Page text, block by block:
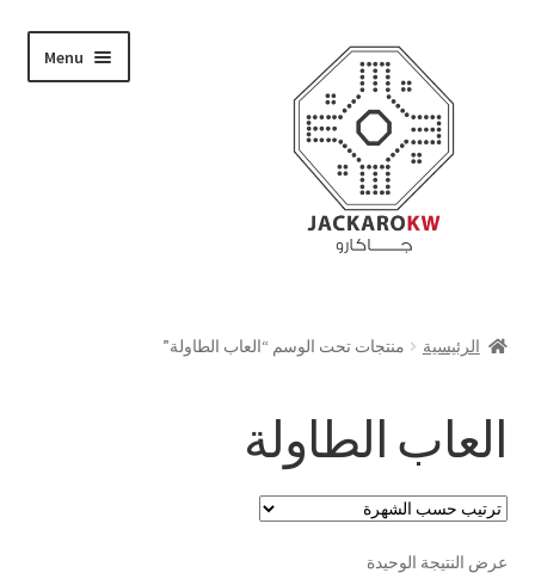
navigation
content
Menu
حسابي
الدفع
تواصل معنا
الرئيسية منتجات تحت الوسم “العاب الطاولة”
العاب الطاولة
عرض النتيجة الوحيدة